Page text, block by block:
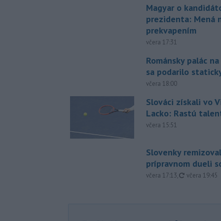
Magyar o
prezidenta: Mená
prekvapením
včera 17:31
Románsky palác
sa podarilo
včera 18:00
Slováci získali vo
Lacko: Rastú
včera 15:51
Slovenky
prípravnom dueli
včera 17:13, aktualizované
včera 19:45